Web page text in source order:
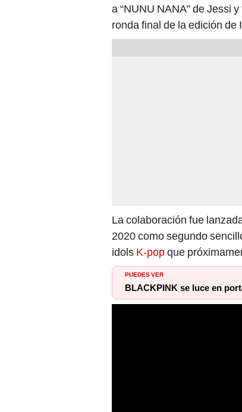
a “NUNU NANA” de Jessi
ronda final de la edición de
La colaboración fue
2020 como segundo
idols K-popque
PUEDES VER
BLACKPINK se luce en